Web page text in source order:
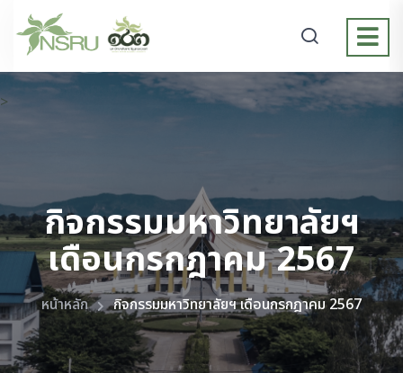
>
กิจกรรมมหาวิทยาลัยฯ
เดือนกรกฎาคม 2567
หน้าหลัก กิจกรรมมหาวิทยาลัยฯ เดือนกรกฎาคม 2567